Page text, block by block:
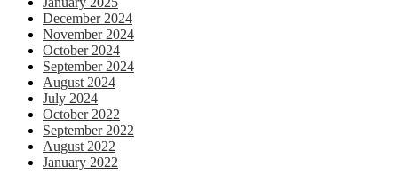
December 2024
November 2024
October 2024
September 2024
August 2024
July 2024
October 2022
September 2022
August 2022
January 2022